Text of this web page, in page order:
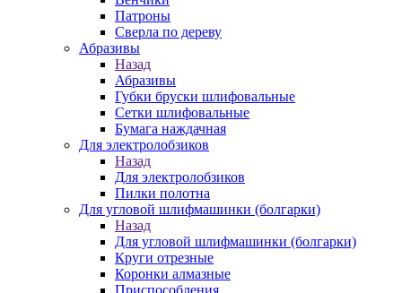
Патроны
Сверла по дереву
Абразивы
Назад
Абразивы
Губки бруски шлифовальные
Сетки шлифовальные
Бумага наждачная
Для электролобзиков
Назад
Для электролобзиков
Пилки полотна
Для угловой шлифмашинки (болгарки)
Назад
Для угловой шлифмашинки (болгарки)
Круги отрезные
Коронки алмазные
Приспособления